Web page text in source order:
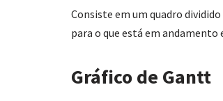
Consiste em um quadro
para o que está em andamento
Gráfico de Gantt